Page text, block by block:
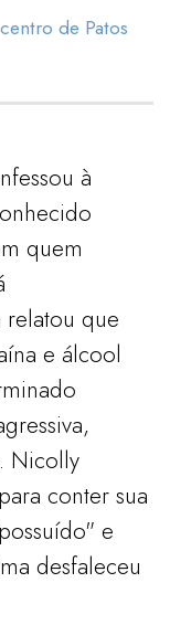
de Patos
à
quem
relatou que
e álcool
Nicolly
conter sua
e
desfaleceu